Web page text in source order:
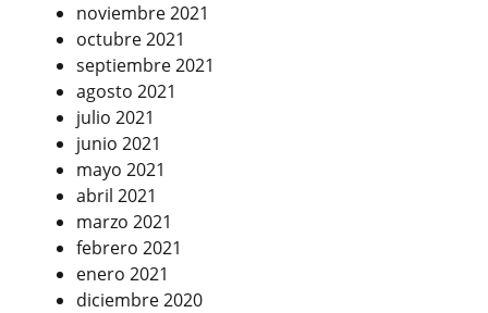
noviembre 2021
octubre 2021
septiembre 2021
agosto 2021
julio 2021
junio 2021
mayo 2021
abril 2021
marzo 2021
febrero 2021
enero 2021
diciembre 2020